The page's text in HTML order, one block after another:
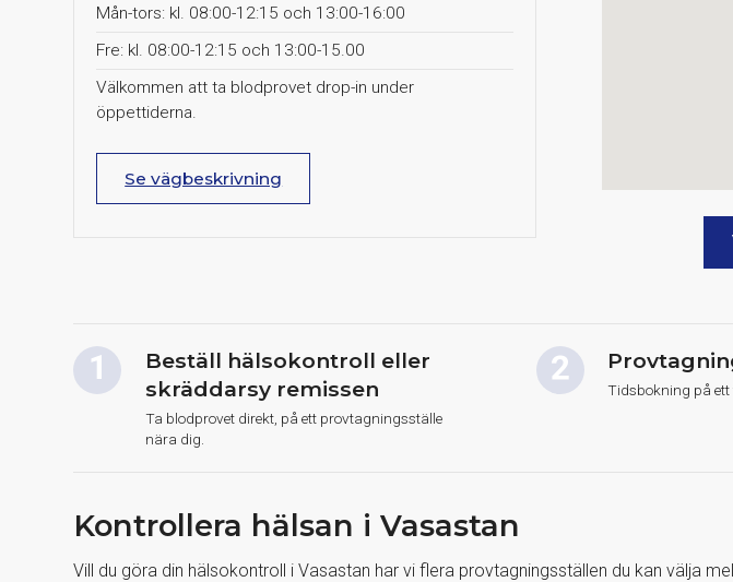
Mån-tors: kl. 08:00-12:15 och 13:00-16:00
Fre: kl. 08:00-12:15 och 13:00-15.00
Välkommen att ta blodprovet drop-in under
öppettiderna.
Se vägbeskrivning
Beställ hälsokontroll eller
skräddarsy remissen
Ta blodprovet direkt, på ett provtagningsställe
nära dig.
Tidsbokning på ett
Kontrollera hälsan i Vasastan
Vill du göra din hälsokontroll i Vasastan har vi flera provtagningsställen du kan välja